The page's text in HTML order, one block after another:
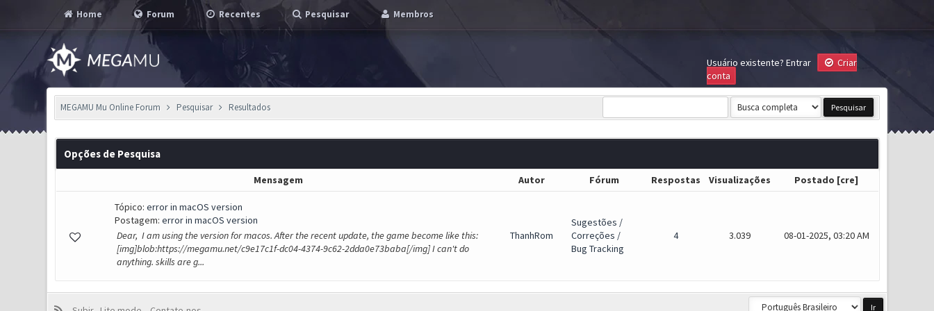
Home Forum Recentes Pesquisar Membros
Usuário existente? Entrar
Criar
conta
MEGAMU Mu Online Forum Pesquisar Resultados
Opções de Pesquisa
Mensagem Autor Fórum Respostas Visualizações Postado [cre]
Tópico: error in macOS version
Postagem: error in macOS version
Dear, I am using the version for macos. After the recent update, the game become like this:
[img]blob:https://megamu.net/c9e17c1f-dc04-4374-9c62-2dda0e73baba[/img] I can't do
anything. skills are g...
ThanhRom
Sugestões /
Correções /
Bug Tracking
4 3.039 08-01-2025, 03:20 AM